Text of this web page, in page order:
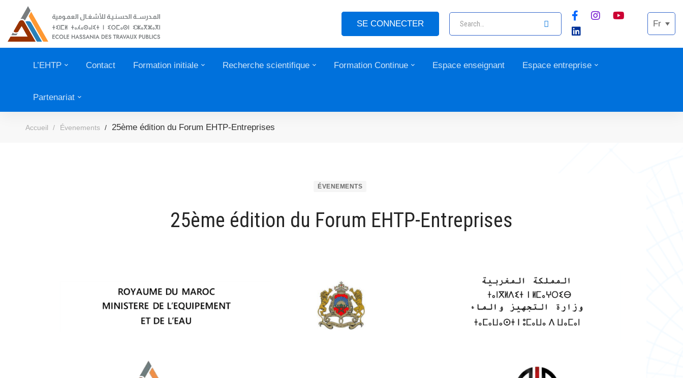
SE CONNECTER Fr
L’EHTP Contact Formation initiale Recherche scientifique Formation Continue Espace enseignant Espace entreprise
Partenariat
Accueil Évenements 25ème édition du Forum EHTP-Entreprises
ÉVENEMENTS
25ème édition du Forum EHTP-Entreprises